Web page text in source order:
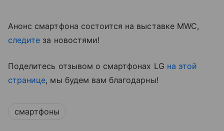
Анонс смартфона состоится на выставке MWC,
следите за новостями!
Поделитесь отзывом о смартфонах LG на этой
странице, мы будем вам благодарны!
смартфоны